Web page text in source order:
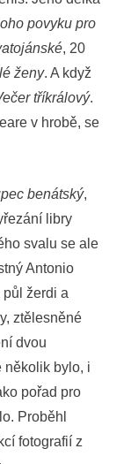
povyku pro
, 20
ženy. A když
tříkrálový.
v hrobě, se
benátský,
libry
svalu se ale
Antonio
žerdi a
ztělesněné
dvou
několik bylo, i
pořad pro
Proběhl
fotografií z